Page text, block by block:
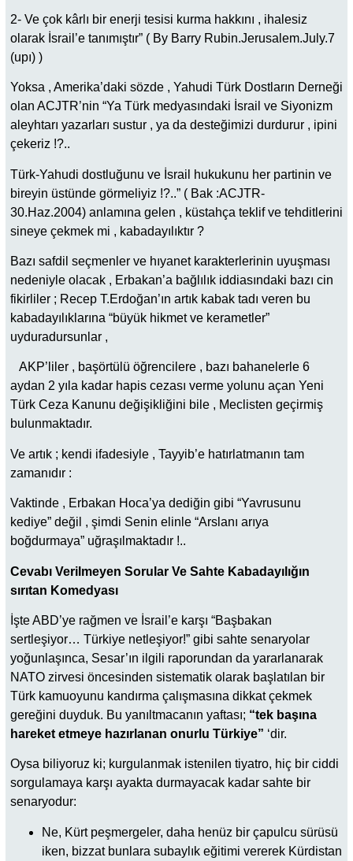
2- Ve çok kârlı bir enerji tesisi kurma hakkını , ihalesiz
olarak İsrail’e tanımıştır” ( By Barry Rubin.Jerusalem.July.7
(upı) )
Yoksa , Amerika’daki sözde , Yahudi Türk Dostların Derneği
olan ACJTR’nin “Ya Türk medyasındaki İsrail ve Siyonizm
aleyhtarı yazarları sustur , ya da desteğimizi durdurur , ipini
çekeriz !?..
Türk-Yahudi dostluğunu ve İsrail hukukunu her partinin ve
bireyin üstünde görmeliyiz !?..” ( Bak :ACJTR-
30.Haz.2004) anlamına gelen , küstahça teklif ve tehditlerini
sineye çekmek mi , kabadayılıktır ?
Bazı safdil seçmenler ve hıyanet karakterlerinin uyuşması
nedeniyle olacak , Erbakan’a bağlılık iddiasındaki bazı cin
fikirliler ; Recep T.Erdoğan’ın artık kabak tadı veren bu
kabadayılıklarına “büyük hikmet ve kerametler”
uyduradursunlar ,
AKP’liler , başörtülü öğrencilere , bazı bahanelerle 6
aydan 2 yıla kadar hapis cezası verme yolunu açan Yeni
Türk Ceza Kanunu değişikliğini bile , Meclisten geçirmiş
bulunmaktadır.
Ve artık ; kendi ifadesiyle , Tayyib’e hatırlatmanın tam
zamanıdır :
Vaktinde , Erbakan Hoca’ya dediğin gibi “Yavrusunu
kediye” değil , şimdi Senin elinle “Arslanı arıya
boğdurmaya” uğraşılmaktadır !..
Cevabı Verilmeyen Sorular Ve Sahte Kabadayılığın
sırıtan Komedyası
İşte ABD’ye rağmen ve İsrail’e karşı “Başbakan
sertleşiyor… Türkiye netleşiyor!” gibi sahte senaryolar
yoğunlaşınca, Sesar’ın ilgili raporundan da yararlanarak
NATO zirvesi öncesinden sistematik olarak başlatılan bir
Türk kamuoyunu kandırma çalışmasına dikkat çekmek
gereğini duyduk. Bu yanıltmacanın yaftası; “tek başına
hareket etmeye hazırlanan onurlu Türkiye” ‘dir.
Oysa biliyoruz ki; kurgulanmak istenilen tiyatro, hiç bir ciddi
sorgulamaya karşı ayakta durmayacak kadar sahte bir
senaryodur:
Ne, Kürt peşmergeler, daha henüz bir çapulcu sürüsü
iken, bizzat bunlara subaylık eğitimi vererek Kürdistan